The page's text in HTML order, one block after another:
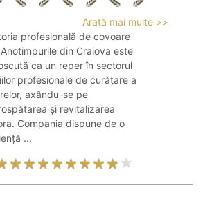
Arată mai multe >>
profesională de covoare
din Craiova este
ca un reper în sectorul
profesionale de curățare a
axându-se pe
și revitalizarea
Compania dispune de o
...